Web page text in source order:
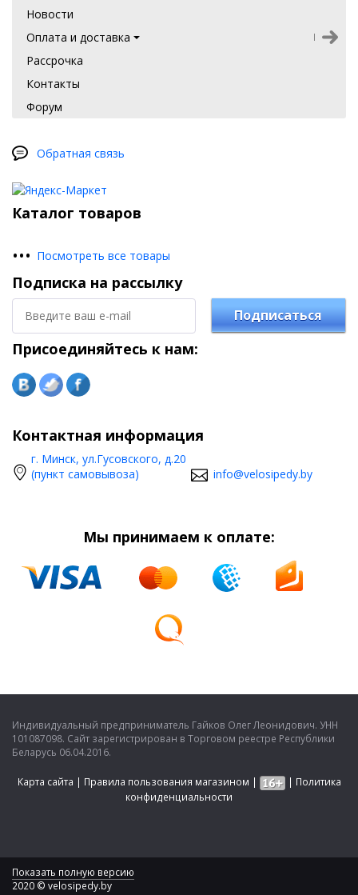
Новости
Оплата и доставка
Рассрочка
Контакты
Форум
Обратная связь
Каталог товаров
••• Посмотреть все товары
Подписка на рассылку
Подписаться
Присоединяйтесь к нам:
Контактная информация
г. Минск, ул.Гусовского, д.20
(пункт самовывоза)
info@velosipedy.by
Мы принимаем к оплате:
Индивидуальный предприниматель Гайков Олег Леонидович. УНН
101087098. Сайт зарегистрирован в Торговом реестре Республики
Беларусь 06.04.2016.
Карта сайта | Правила пользования магазином | | Политика
конфиденциальности
Показать полную версию
2020 © velosipedy.by